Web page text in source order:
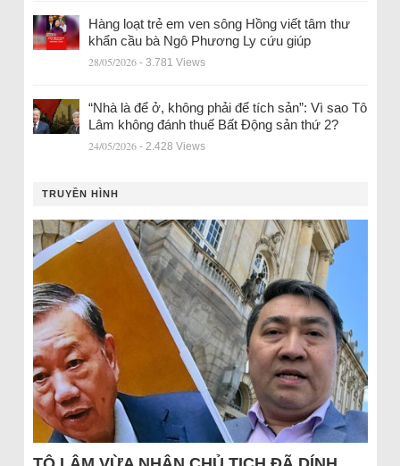
Hàng loạt trẻ em ven sông Hồng viết tâm thư
khẩn cầu bà Ngô Phương Ly cứu giúp
28/05/2026 - 3.781 Views
“Nhà là để ở, không phải để tích sản”: Vì sao Tô
Lâm không đánh thuế Bất Động sản thứ 2?
24/05/2026 - 2.428 Views
TRUYỀN HÌNH